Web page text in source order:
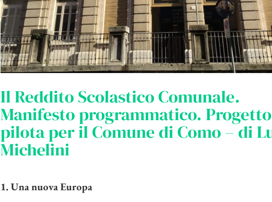
Il Reddito Scolastico Comunale.
Manifesto programmatico. Progetto
pilota per il Comune di Como – di
Michelini
1. Una nuova Europa